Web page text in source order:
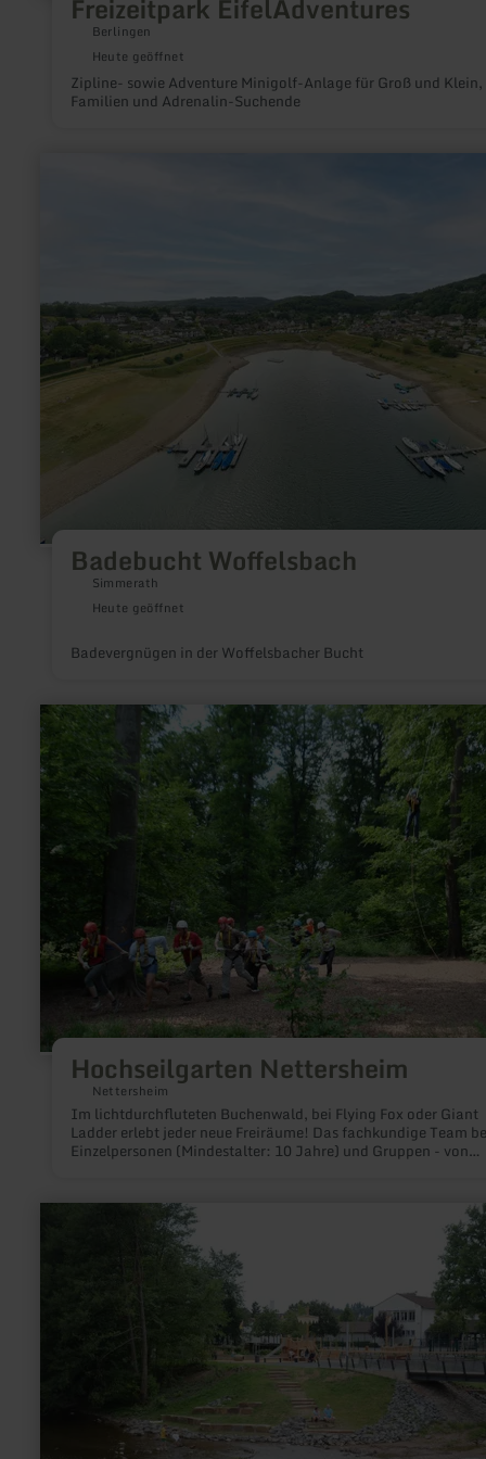
Freizeitpark EifelAdventures
Berlingen
Heute geöffnet
Zipline- sowie Adventure Minigolf-Anlage für Groß und Klein,
Familien und Adrenalin-Suchende
Badebucht Woffelsbach
Simmerath
Heute geöffnet
Badevergnügen in der Woffelsbacher Bucht
Hochseilgarten Nettersheim
Nettersheim
Im lichtdurchfluteten Buchenwald, bei Flying Fox oder Giant
Ladder erlebt jeder neue Freiräume! Das fachkundige Team
Einzelpersonen (Mindestalter: 10 Jahre) und Gruppen - von
mehr
erfahren
zu:
Hochseilgarten
Nettersheim